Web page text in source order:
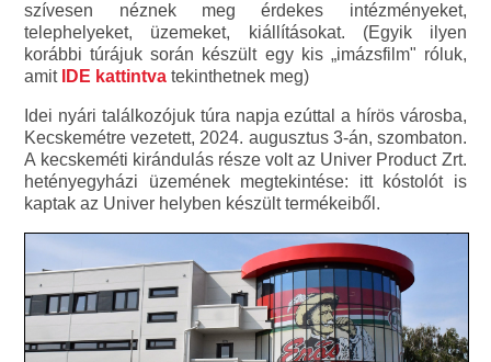
szívesen néznek meg érdekes intézményeket,
telephelyeket, üzemeket, kiállításokat. (Egyik ilyen
korábbi túrájuk során készült egy kis „imázsfilm" róluk,
amit IDE kattintva tekinthetnek meg)
Idei nyári találkozójuk túra napja ezúttal a hírös városba,
Kecskemétre vezetett, 2024. augusztus 3-án, szombaton.
A kecskeméti kirándulás része volt az Univer Product Zrt.
hetényegyházi üzemének megtekintése: itt kóstolót is
kaptak az Univer helyben készült termékeiből.